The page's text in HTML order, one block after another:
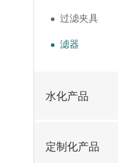
过滤夹具
滤器
水化产品
定制化产品